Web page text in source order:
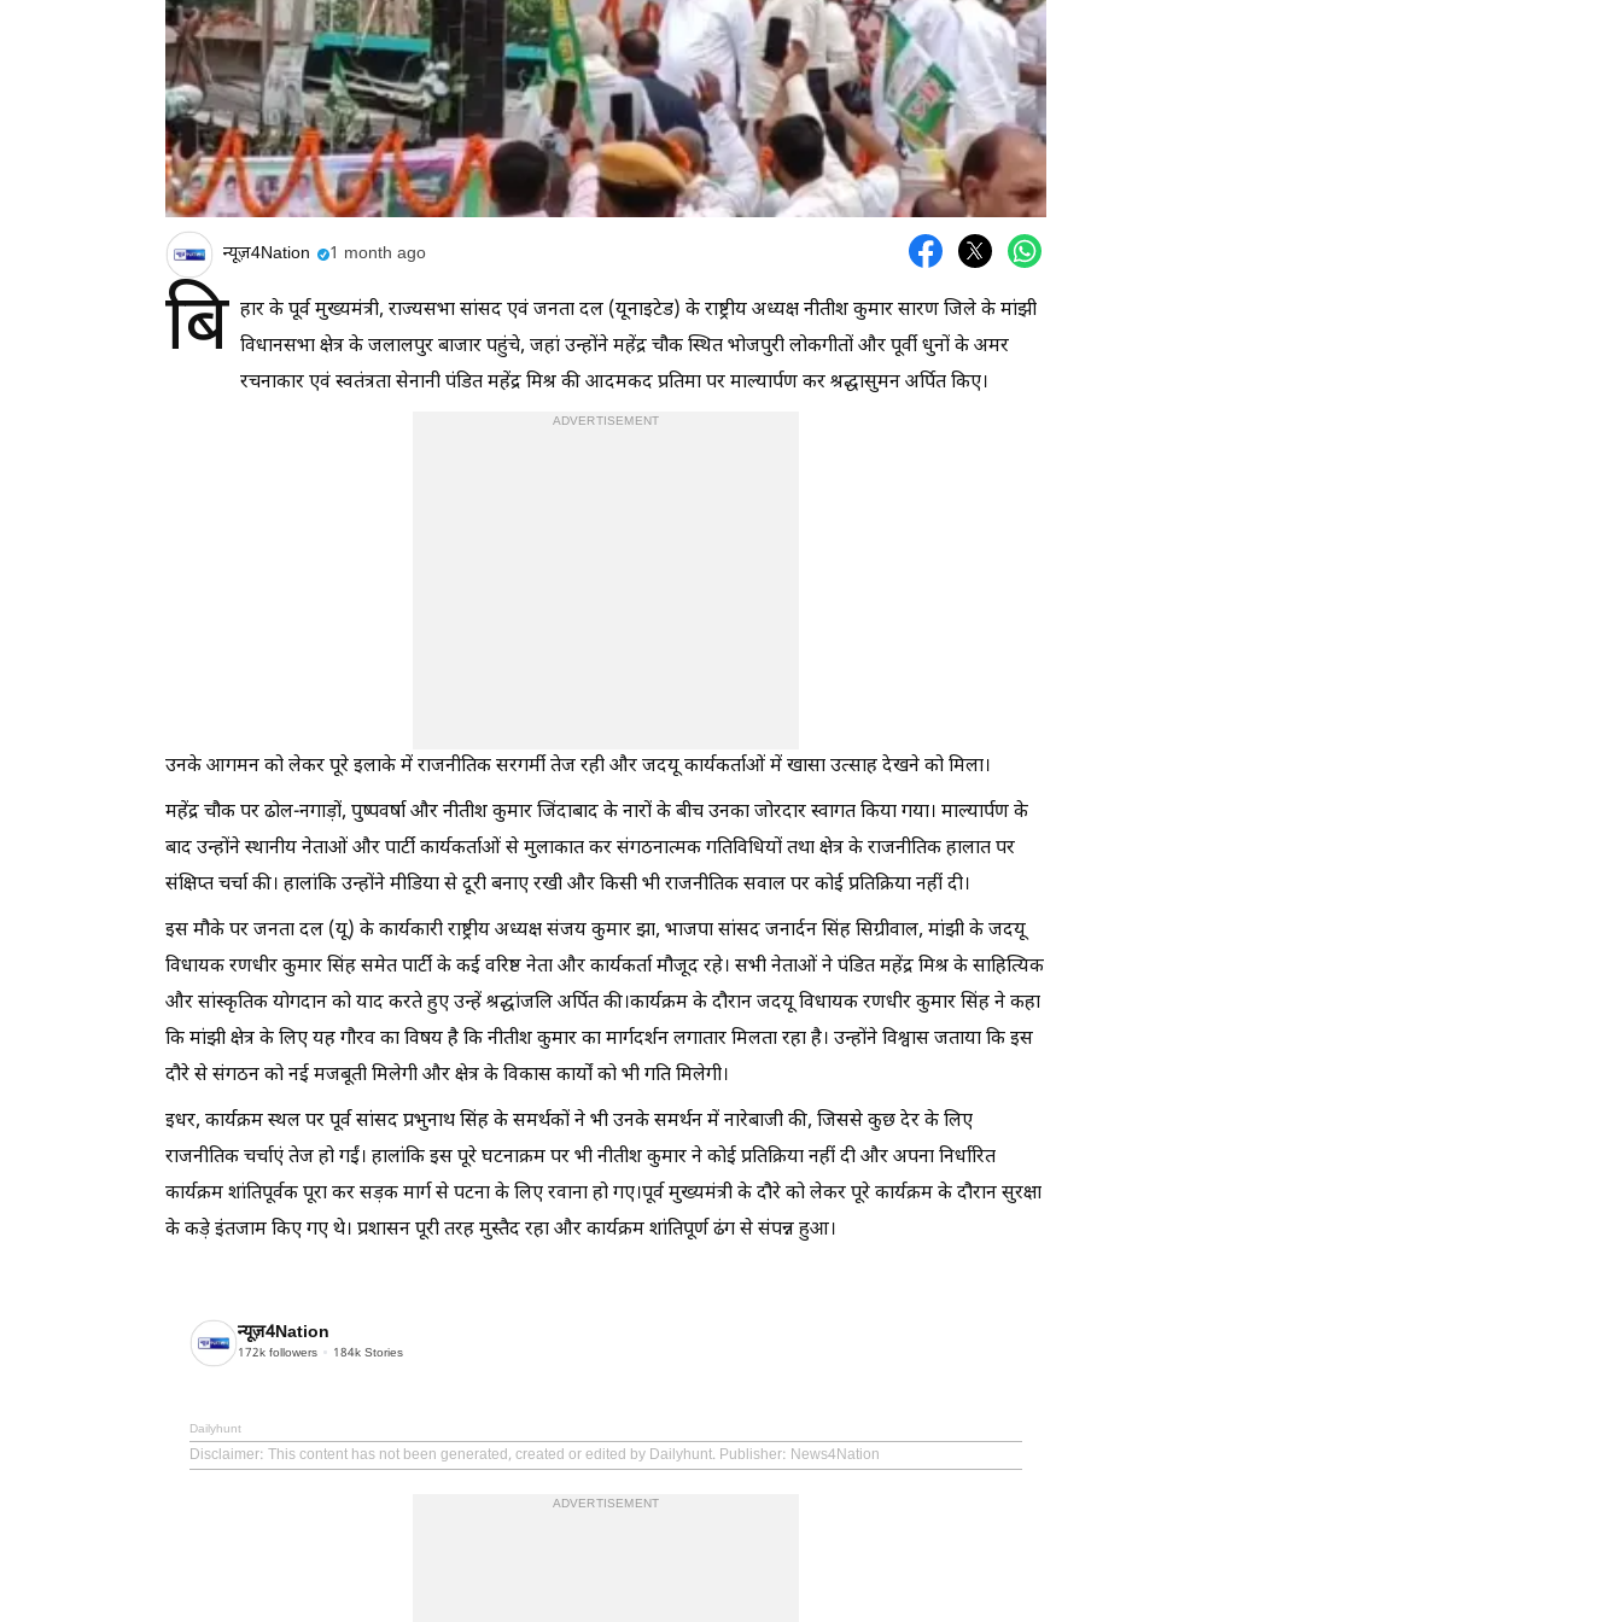
न्यूज़4Nation 1 month ago
बि हार के पूर्व मुख्यमंत्री, राज्यसभा सांसद एवं जनता दल (यूनाइटेड) के राष्ट्रीय अध्यक्ष नीतीश कुमार सारण जिले के मांझी
विधानसभा क्षेत्र के जलालपुर बाजार पहुंचे, जहां उन्होंने महेंद्र चौक स्थित भोजपुरी लोकगीतों और पूर्वी धुनों के अमर
रचनाकार एवं स्वतंत्रता सेनानी पंडित महेंद्र मिश्र की आदमकद प्रतिमा पर माल्यार्पण कर श्रद्धासुमन अर्पित किए।
ADVERTISEMENT
उनके आगमन को लेकर पूरे इलाके में राजनीतिक सरगर्मी तेज रही और जदयू कार्यकर्ताओं में खासा उत्साह देखने को मिला।
महेंद्र चौक पर ढोल-नगाड़ों, पुष्पवर्षा और नीतीश कुमार जिंदाबाद के नारों के बीच उनका जोरदार स्वागत किया गया। माल्यार्पण के
बाद उन्होंने स्थानीय नेताओं और पार्टी कार्यकर्ताओं से मुलाकात कर संगठनात्मक गतिविधियों तथा क्षेत्र के राजनीतिक हालात पर
संक्षिप्त चर्चा की। हालांकि उन्होंने मीडिया से दूरी बनाए रखी और किसी भी राजनीतिक सवाल पर कोई प्रतिक्रिया नहीं दी।
इस मौके पर जनता दल (यू) के कार्यकारी राष्ट्रीय अध्यक्ष संजय कुमार झा, भाजपा सांसद जनार्दन सिंह सिग्रीवाल, मांझी के जदयू
विधायक रणधीर कुमार सिंह समेत पार्टी के कई वरिष्ठ नेता और कार्यकर्ता मौजूद रहे। सभी नेताओं ने पंडित महेंद्र मिश्र के साहित्यिक
और सांस्कृतिक योगदान को याद करते हुए उन्हें श्रद्धांजलि अर्पित की।कार्यक्रम के दौरान जदयू विधायक रणधीर कुमार सिंह ने कहा
कि मांझी क्षेत्र के लिए यह गौरव का विषय है कि नीतीश कुमार का मार्गदर्शन लगातार मिलता रहा है। उन्होंने विश्वास जताया कि इस
दौरे से संगठन को नई मजबूती मिलेगी और क्षेत्र के विकास कार्यों को भी गति मिलेगी।
इधर, कार्यक्रम स्थल पर पूर्व सांसद प्रभुनाथ सिंह के समर्थकों ने भी उनके समर्थन में नारेबाजी की, जिससे कुछ देर के लिए
राजनीतिक चर्चाएं तेज हो गईं। हालांकि इस पूरे घटनाक्रम पर भी नीतीश कुमार ने कोई प्रतिक्रिया नहीं दी और अपना निर्धारित
कार्यक्रम शांतिपूर्वक पूरा कर सड़क मार्ग से पटना के लिए रवाना हो गए।पूर्व मुख्यमंत्री के दौरे को लेकर पूरे कार्यक्रम के दौरान सुरक्षा
के कड़े इंतजाम किए गए थे। प्रशासन पूरी तरह मुस्तैद रहा और कार्यक्रम शांतिपूर्ण ढंग से संपन्न हुआ।
न्यूज़4Nation
172k followers 184k Stories
Dailyhunt
Disclaimer: This content has not been generated, created or edited by Dailyhunt. Publisher: News4Nation
ADVERTISEMENT